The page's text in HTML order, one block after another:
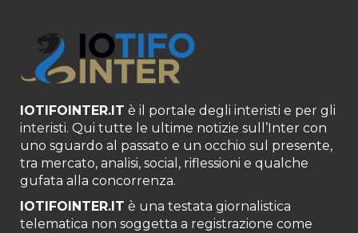
IOTIFOINTER.IT è il portale degli interisti e per gli
interisti. Qui tutte le ultime notizie sull’Inter con
uno sguardo al passato e un occhio sul presente,
tra mercato, analisi, social, riflessioni e qualche
gufata alla concorrenza.
IOTIFOINTER.IT è una testata giornalistica
telematica non soggetta a registrazione come